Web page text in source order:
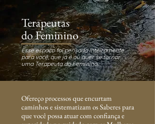
Terapeutas
do Feminino
Esse espaço foi pensado inteiramente
para você, que já é ou quer se tornar
uma Terapeuta do Feminino.
Ofereço processos que encurtam
caminhos e sistematizam os Saberes para
que você possa atuar com confiança e